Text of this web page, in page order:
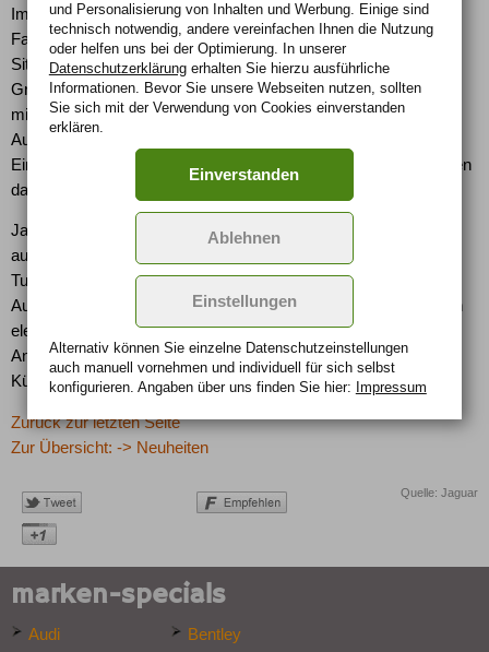
Im Interieur des Portfolio schwelgen die Besitzer in Luxus: 75
Fahrzeuge werden für den deutschen Markt mit „Navy“-blauen
Sitzen, die übrigen 25 mit dem bekannten 2 „Ivory“ als Leder-
Grundfarbe ausgestattet. Paneele aus Eichenholz, Kopfstützen
mit eingeprägtem Jaguar-„Springer“, eine Kulisse für den
Automatik-Wählhebel aus massivem Aluminium sowie
Einstiegsleisten und Fußmatten mit Portfolio-Schriftzügen runden
das Luxus-Paket ab.
Jaguar bietet den XJ Portfolio zum Preis von 85.650 Euro
ausschließlich in Kombination mit dem 2,7 Liter großen Twin
Turbo-Dieselmotor und kurzem Radstand an. Zur üppigen
Ausstattung gehören unter anderem ein Navigationssystem, ein
elektrisches Glas- Schiebe-Hub-Dach, eine Premium Sound-
Anlage, ausklappbare Picknicktische im Fond, Vordersitze mit
Kühlfunktion, Xenon-Scheinwerfer und Einparksensoren vorne.
Zurück zur letzten Seite
Zur Übersicht: -> Neuheiten
Quelle: Jaguar
marken-specials
Audi
Bentley
und Personalisierung von Inhalten und Werbung. Einige sind
technisch notwendig, andere vereinfachen Ihnen die Nutzung
oder helfen uns bei der Optimierung. In unserer
Datenschutzerklärungerhalten Sie hierzu ausführliche
Informationen. Bevor Sie unsere Webseiten nutzen, sollten
Sie sich mit der Verwendung von Cookies einverstanden
erklären.
Einverstanden
Ablehnen
Einstellungen
Alternativ können Sie einzelne Datenschutz­ein­stellungen
auch manuell vor­nehmen und indivi­duell für sich selbst
konfigurieren. Angaben über uns finden Sie hier: Impressum